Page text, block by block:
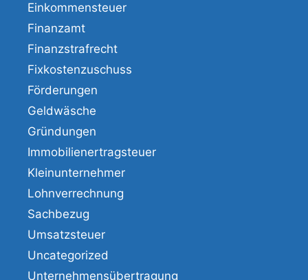
Einkommensteuer
Finanzamt
Finanzstrafrecht
Fixkostenzuschuss
Förderungen
Geldwäsche
Gründungen
Immobilienertragsteuer
Kleinunternehmer
Lohnverrechnung
Sachbezug
Umsatzsteuer
Uncategorized
Unternehmensübertragung